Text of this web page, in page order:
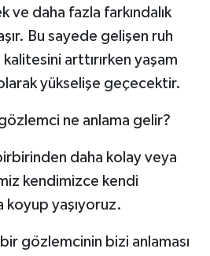
ve daha fazla farkındalık
Bu sayede gelişen ruh
arttırırken yaşam
yükselişe geçecektir.
ne anlama gelir?
daha kolay veya
kendimizce kendi
yaşıyoruz.
gözlemcinin bizi anlaması